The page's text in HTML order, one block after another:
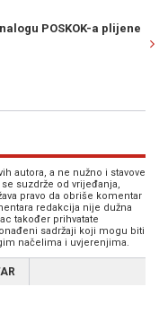
NA HRABROST I
Odreda
autora, a ne nužno i stavove
suzdrže od vrijeđanja,
pravo da obriše komentar
redakcija nije dužna
također prihvatate
sadržaji koji mogu biti
načelima i uvjerenjima.